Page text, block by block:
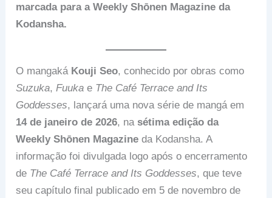
marcada para a Weekly Shōnen Magazine da
Kodansha.
O mangaká Kouji Seo, conhecido por obras como
Suzuka,Fuuka e The Café Terrace and Its
Goddesses, lançará uma nova série de mangá em
14 de janeiro de 2026, nasétima edição da
Weekly Shōnen Magazine da Kodansha. A
informação foi divulgada logo após o encerramento
de The Café Terrace and Its Goddesses, que teve
seu capítulo final publicado em 5 de novembro de